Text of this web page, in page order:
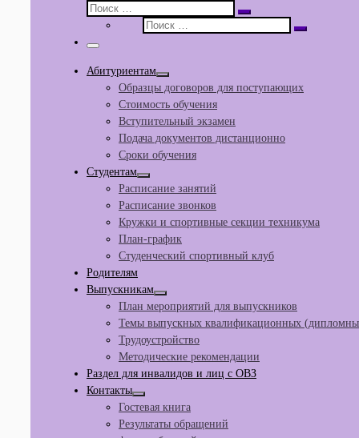
Поиск
Поиск
…
Поиск
Поиск
Меню
Абитуриентам
Образцы договоров для поступающих
Стоимость обучения
Вступительный экзамен
Подача документов дистанционно
Сроки обучения
Студентам
Расписание занятий
Расписание звонков
Кружки и спортивные секции техникума
План-график
Студенческий спортивный клуб
Родителям
Выпускникам
План мероприятий для выпускников
Темы выпускных квалификационных
Трудоустройство
Методические рекомендации
Раздел для инвалидов и лиц с ОВЗ
Контакты
Гостевая книга
Результаты обращений